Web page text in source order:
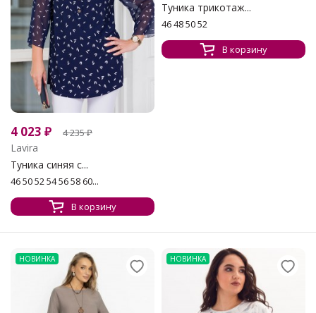
4 023 ₽ 4 235₽
Lavira
Туника синяя с...
46 50 52 54 56 58 60...
В корзину
Туника трикотаж...
46 48 50 52
В корзину
НОВИНКА НОВИНКА